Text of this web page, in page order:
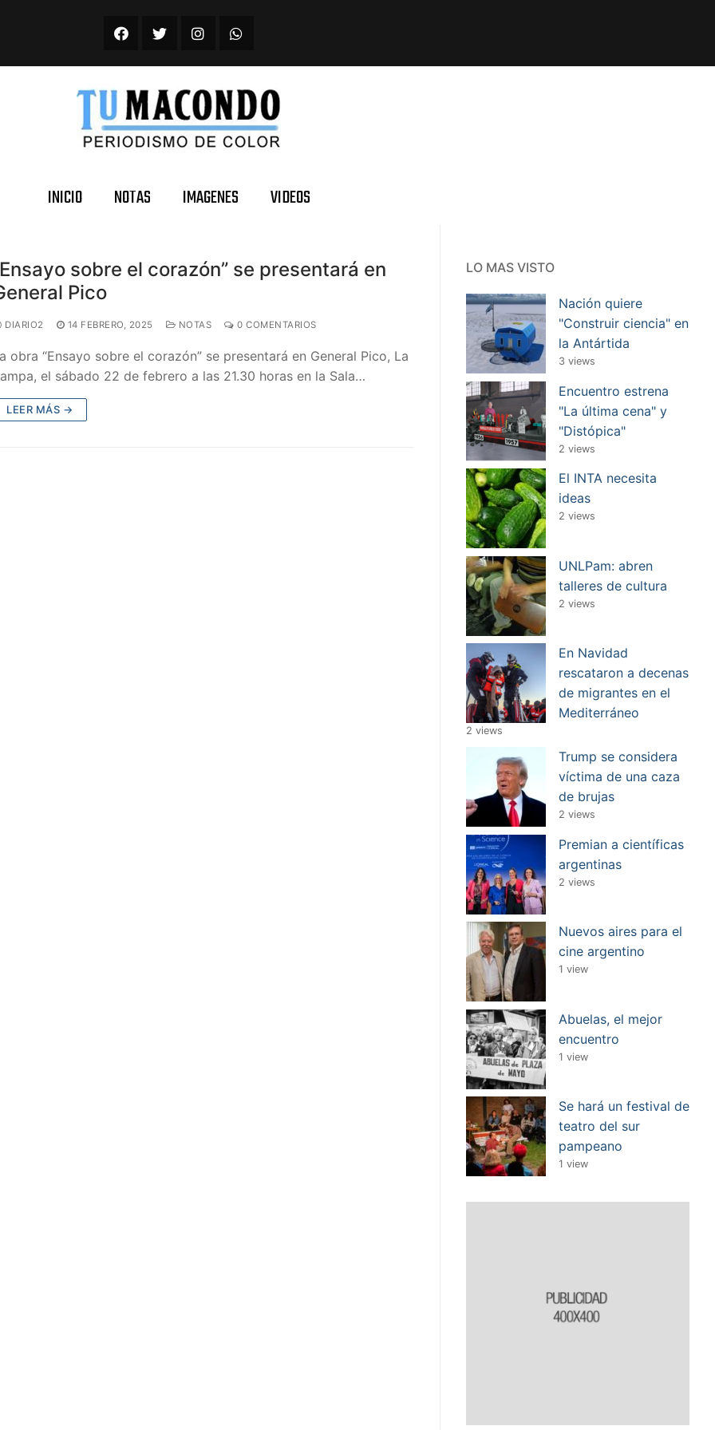
INICIO NOTAS IMAGENES VIDEOS
sobre el corazón” se presentará en
Pico
DIARIO2 14 FEBRERO, 2025 NOTAS 0 COMENTARIOS
obra “Ensayo sobre el corazón” se presentará en General Pico, La
el sábado 22 de febrero a las 21.30 horas en la Sala…
LEER MÁS →
LO MAS VISTO
Nación quiere
"Construir ciencia" en
la Antártida
3 views
Encuentro estrena
"La última cena" y
"Distópica"
2 views
El INTA necesita
ideas
2 views
UNLPam: abren
talleres de cultura
2 views
En Navidad
rescataron a decenas
de migrantes en el
Mediterráneo
2 views
Trump se considera
víctima de una caza
de brujas
2 views
Premian a científicas
argentinas
2 views
Nuevos aires para el
cine argentino
1 view
Abuelas, el mejor
encuentro
1 view
Se hará un festival de
teatro del sur
pampeano
1 view